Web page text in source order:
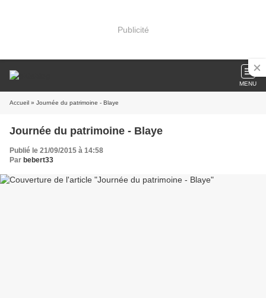
Publicité
MENU
Accueil » Journée du patrimoine - Blaye
Journée du patrimoine - Blaye
Publié le 21/09/2015 à 14:58
Par bebert33